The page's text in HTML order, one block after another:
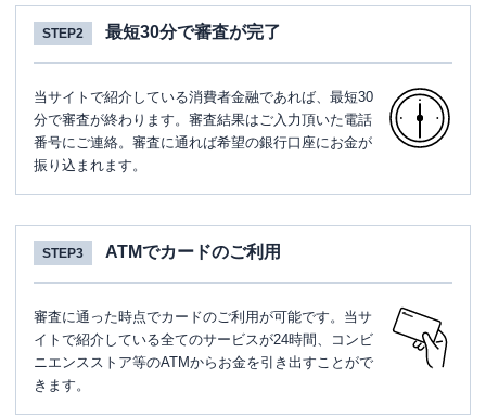
STEP2 最短30分で審査が完了
当サイトで紹介している消費者金融であれば、最短30
分で審査が終わります。審査結果はご入力頂いた電話
番号にご連絡。審査に通れば希望の銀行口座にお金が
振り込まれます。
STEP3 ATMでカードのご利用
審査に通った時点でカードのご利用が可能です。当サ
イトで紹介している全てのサービスが24時間、コンビ
ニエンスストア等のATMからお金を引き出すことがで
きます。